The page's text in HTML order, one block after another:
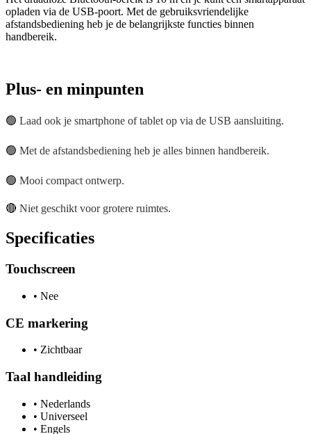
opladen via de USB-poort. Met de gebruiksvriendelijke
afstandsbediening heb je de belangrijkste functies binnen
handbereik.
Plus- en minpunten
🟢 Laad ook je smartphone of tablet op via de USB aansluiting.
🟢 Met de afstandsbediening heb je alles binnen handbereik.
🟢 Mooi compact ontwerp.
🔴 Niet geschikt voor grotere ruimtes.
Specificaties
Touchscreen
• Nee
CE markering
• Zichtbaar
Taal handleiding
• Nederlands
• Universeel
• Engels